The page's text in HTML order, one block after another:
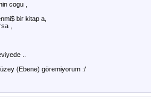
cogu ,
bir kitap a,
,
..
(Ebene) göremiyorum :/